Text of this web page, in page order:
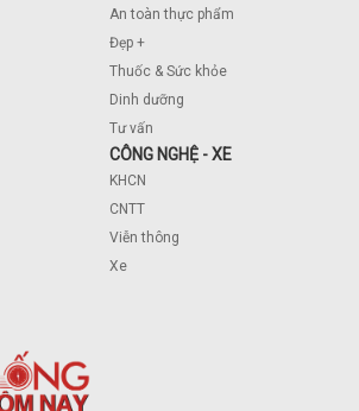
An toàn thực phẩm
Đẹp +
Thuốc & Sức khỏe
Dinh dưỡng
Tư vấn
CÔNG NGHỆ - XE
KHCN
CNTT
Viễn thông
Xe